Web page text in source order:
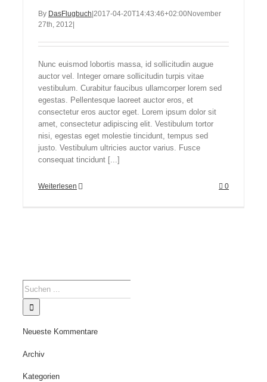
By DasFlugbuch 2017-04-20T14:43:46+02:00November
27th, 2012
Nunc euismod lobortis massa, id sollicitudin augue
auctor vel. Integer ornare sollicitudin turpis vitae
vestibulum. Curabitur faucibus ullamcorper lorem sed
egestas. Pellentesque laoreet auctor eros, et
consectetur eros auctor eget. Lorem ipsum dolor sit
amet, consectetur adipiscing elit. Vestibulum tortor
nisi, egestas eget molestie tincidunt, tempus sed
justo. Vestibulum ultricies auctor varius. Fusce
consequat tincidunt [...]
Weiterlesen 0
Suche
nach:
Neueste Kommentare
Archiv
Kategorien